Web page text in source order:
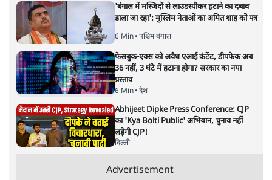
"छात्रों से डर गई Yogi Govt!" AISA President
का खुला ऐलान, Rahul Gandhi से घबराई UP
विश्लेषण
Mohan Bhagwat Defends Gen Z! "Part
of the LGBTQ Community"—Is This
the RSS's New Move?
विश्लेषण
Advertisement
'बंगाल में मस्जिदों से लाउडस्पीकर हटाने का दबाव